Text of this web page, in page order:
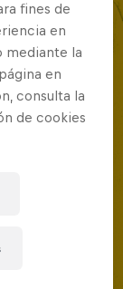
fines de
en
mediante la
en
consulta la
de cookies